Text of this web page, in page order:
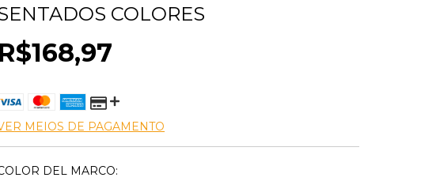
COLORES
R$168,97
MEIOS DE PAGAMENTO
DEL MARCO: